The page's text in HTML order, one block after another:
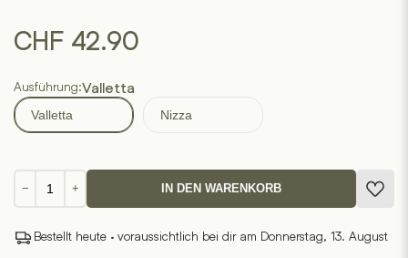
CHF 42.90
Ausführung:Valletta
Valletta Nizza
−
Badteppich
Menge
+ IN DEN WARENKORB
Bestellt heute · voraussichtlich bei dir am Donnerstag, 13. August